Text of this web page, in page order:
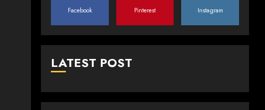
Facebook Pinterest Instagram
LATEST POST